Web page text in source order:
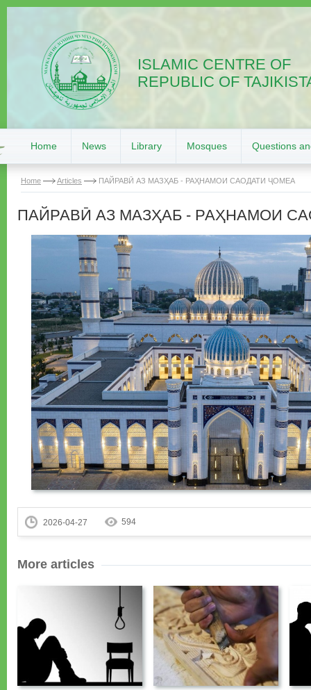
ISLAMIC CENTRE OF
REPUBLIC OF
Home News Library Mosques Questions
Home Articles ПАЙРАВӢ АЗ МАЗҲАБ - РАҲНАМОИ САОДАТИ ҶОМЕА
ПАЙРАВӢ АЗ МАЗҲАБ - РАҲНАМОИ
2026-04-27 594
More articles